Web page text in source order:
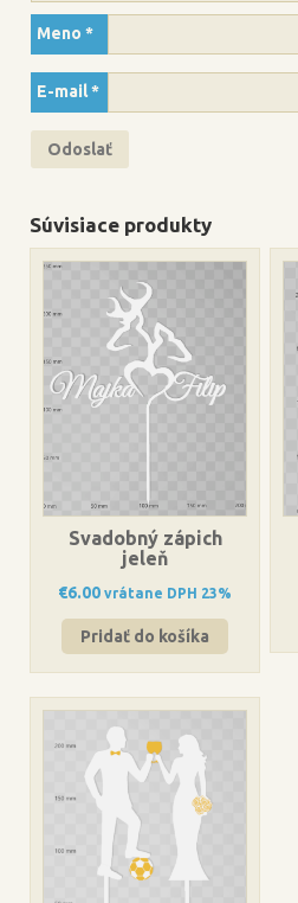
Meno *
E-mail*
Súvisiace produkty
Svadobný zápich
jeleň
€6.00 vrátane DPH 23%
Pridať do košíka